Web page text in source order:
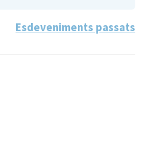
Esdeveniments passats